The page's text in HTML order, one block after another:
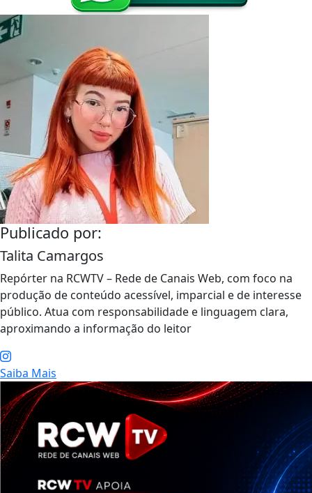
Publicado por:
Talita Camargos
Repórter na RCWTV – Rede de Canais Web, com foco na
produção de conteúdo acessível, imparcial e de interesse
público. Atua com responsabilidade e linguagem clara,
aproximando a informação do leitor
Saiba Mais